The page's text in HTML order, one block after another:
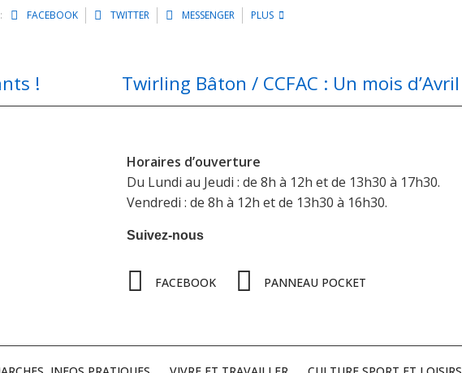
FACEBOOK TWITTER MESSENGER PLUS
!
Horaires d’ouverture
Du Lundi au Jeudi : de 8h à 12h et de 13h30 à 17h30.
Vendredi : de 8h à 12h et de 13h30 à 16h30.
Suivez-nous
FACEBOOK PANNEAU POCKET